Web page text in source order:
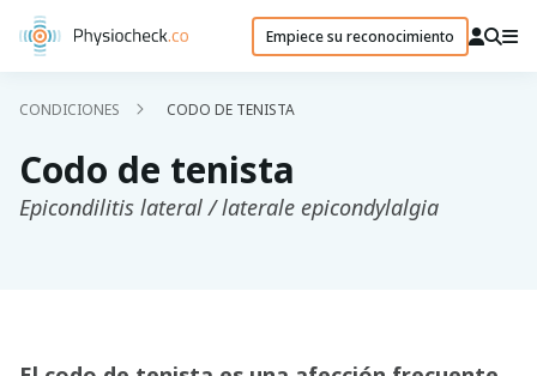
Empiece su reconocimiento
CONDICIONES CODO DE TENISTA
Codo de tenista
Epicondilitis lateral / laterale epicondylalgia